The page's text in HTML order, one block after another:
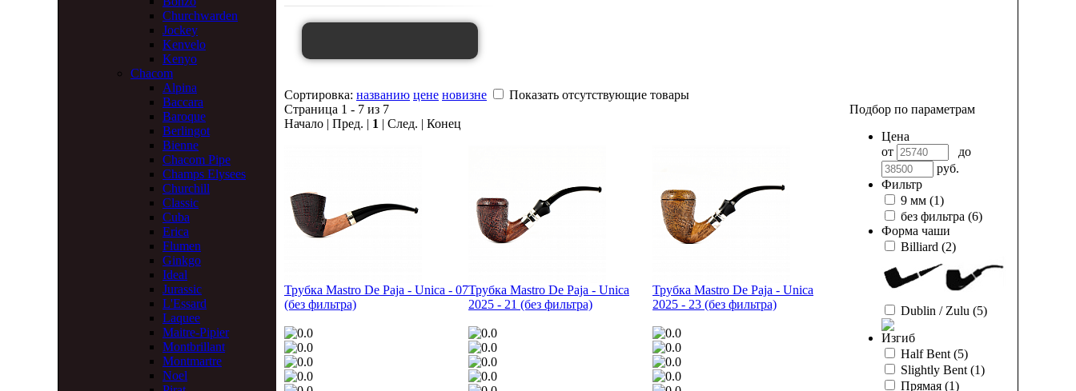
Churchwarden
Jockey
Kenvelo
Kenyo
Chacom
Alpina
Baccara
Baroque
Berlingot
Bienne
Chacom Pipe
Champs Elysees
Churchill
Classic
Cuba
Erica
Flumen
Ginkgo
Ideal
Jurassic
L'Essard
Laquee
Maitre-Pipier
Montbrillant
Montmartre
Noel
Сортировка: названию цене новизне
Показать отсутствующие товары
Подбор по параметрам
Цена
от
до
руб.
Фильтр
9 мм (1)
без фильтра (6)
Форма чаши
Billiard (2)
Dublin / Zulu (5)
Изгиб
Half Bent(5)
Slightly Bent(1)
Прямая (1)
Страница 1 - 7 из 7
Начало | Пред. | 1 | След. | Конец
Трубка Mastro De Paja - Unica - 07
(без фильтра)
Трубка Mastro De Paja - Unica
2025 - 21 (без фильтра)
Трубка Mastro De Paja - Unica
2025 - 23 (без фильтра)